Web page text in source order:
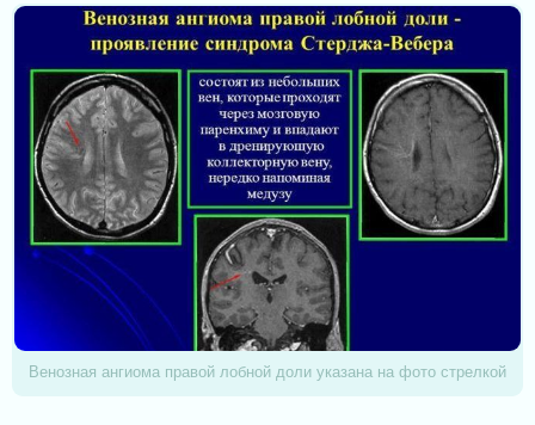
Венозная ангиома правой лобной доли указана на фото стрелкой